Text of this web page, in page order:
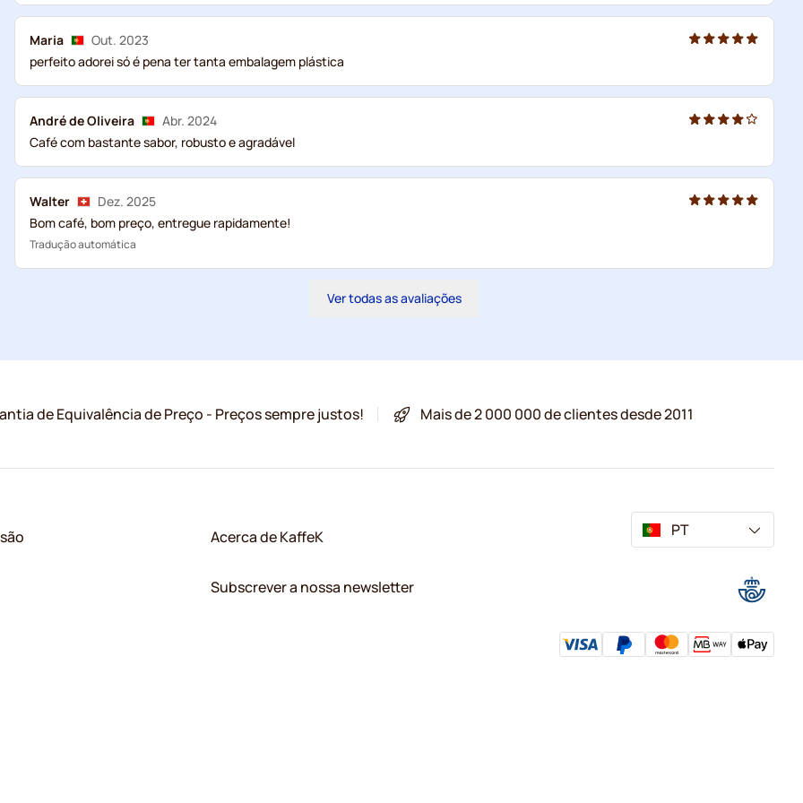
Maria
Out. 2023
perfeito adorei só é pena ter tanta embalagem plástica
André de Oliveira
Abr. 2024
Café com bastante sabor, robusto e agradável
Walter
Dez. 2025
Bom café, bom preço, entregue rapidamente!
Tradução automática
Ver todas as avaliações
de Equivalência de Preço - Preços sempre justos! Mais de 2 000 000 de clientes desde 2011
Acerca de KaffeK
Subscrever a nossa newsletter
PT